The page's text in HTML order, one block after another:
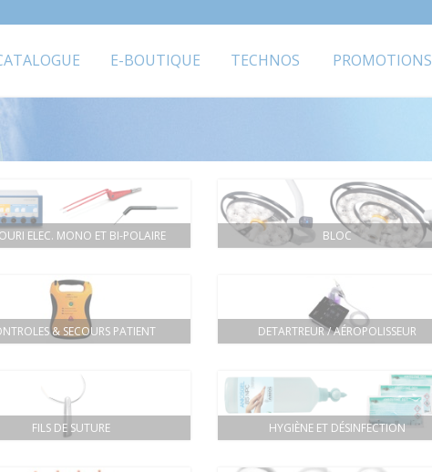
E-BOUTIQUE TECHNOS PROMOTIONS
ELEC. MONO ET BI-POLAIRE BLOC
& SECOURS PATIENT DETARTREUR / AÉROPOLISSEUR
FILS DE SUTURE HYGIÈNE ET DÉSINFECTION